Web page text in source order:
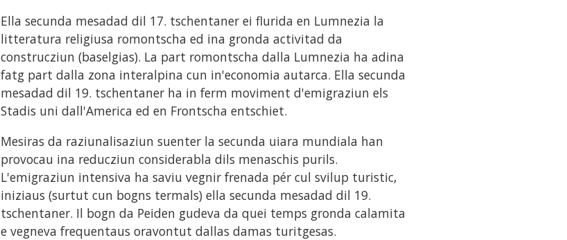
Ella secunda mesadad dil 17. tschentaner ei flurida en Lumnezia la
litteratura religiusa romontscha ed ina gronda activitad da
construcziun (baselgias). La part romontscha dalla Lumnezia ha adina
fatg part dalla zona interalpina cun in'economia autarca. Ella secunda
mesadad dil 19. tschentaner ha in ferm moviment d'emigraziun els
Stadis uni dall'America ed en Frontscha entschiet.
Mesiras da raziunalisaziun suenter la secunda uiara mundiala han
provocau ina reducziun considerabla dils menaschis purils.
L'emigraziun intensiva ha saviu vegnir frenada pér cul svilup turistic,
iniziaus (surtut cun bogns termals) ella secunda mesadad dil 19.
tschentaner. Il bogn da Peiden gudeva da quei temps gronda calamita
e vegneva frequentaus oravontut dallas damas turitgesas.